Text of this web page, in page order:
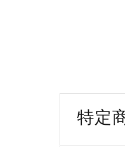
特定